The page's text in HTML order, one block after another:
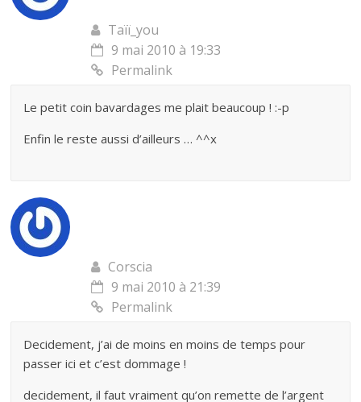
Taïï_you
9 mai 2010 à 19:33
Permalink
Le petit coin bavardages me plait beaucoup ! :-p
Enfin le reste aussi d’ailleurs … ^^x
Corscia
9 mai 2010 à 21:39
Permalink
Decidement, j’ai de moins en moins de temps pour
passer ici et c’est dommage !
decidement, il faut vraiment qu’on remette de l’argent